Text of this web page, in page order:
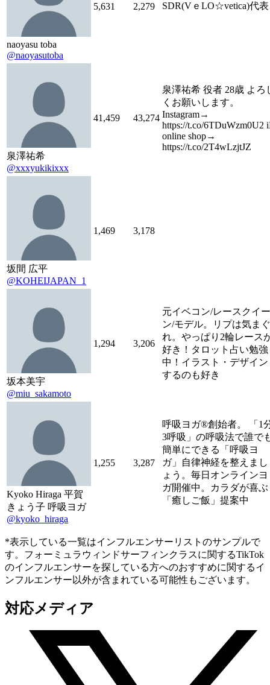
naoyasu toba
@naoyasutoba
5,631 2,279 SDR(VｅLO☆vetica)代表
泉澤祐希
@xxxyukikixxx
41,459 43,274
泉澤祐希 役者 28歳 よろ
くお願いします。
Instagram→
https://t.co/6TDuWzm0U2
online shop→
https://t.co/2T4wLzjtJZ
坂間 広平
@KOHEIJAPAN_1
1,469 3,178
坂本美宇
@miu_sakamoto
1,294 3,206
元イベコン/レースクイー
ン/モデル。リプは気まぐ
れ。やっぱり2輪レース
好き！タロット占い勉強
中！イラスト・デザイン
するのも好き
Kyoko Hiraga 平賀
きょう子 呼吸ヨガ
@kyoko_hiraga
1,255 3,287
呼吸ヨガ®️創始者。 「1
3呼吸」の呼吸法で誰で
簡単にできる「呼吸ヨ
ガ」自律神経を整えまし
ょう。毎日オンラインヨ
ガ開催中。カラダが喜ぶ
「癒しご飯」提案中
*表示している一覧はインフルエンサーリストのサンプルで
す。フォーミュラウィンドサーフィンクラスに関するTikTok
のインフルエンサーを探している方へのおすすめに関するイ
ンフルエンサー以外が含まれている可能性もございます。
対応メディア